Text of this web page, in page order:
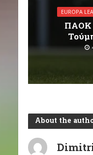
EUROPA
ΠΑΟΚ
About the